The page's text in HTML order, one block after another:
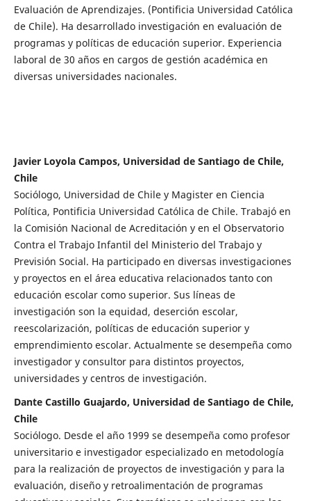
Evaluación de Aprendizajes. (Pontificia Universidad Católica
de Chile). Ha desarrollado investigación en evaluación de
programas y políticas de educación superior. Experiencia
laboral de 30 años en cargos de gestión académica en
diversas universidades nacionales.
Javier Loyola Campos, Universidad de Santiago de Chile,
Chile
Sociólogo, Universidad de Chile y Magister en Ciencia
Política, Pontificia Universidad Católica de Chile. Trabajó en
la Comisión Nacional de Acreditación y en el Observatorio
Contra el Trabajo Infantil del Ministerio del Trabajo y
Previsión Social. Ha participado en diversas investigaciones
y proyectos en el área educativa relacionados tanto con
educación escolar como superior. Sus líneas de
investigación son la equidad, deserción escolar,
reescolarización, políticas de educación superior y
emprendimiento escolar. Actualmente se desempeña como
investigador y consultor para distintos proyectos,
universidades y centros de investigación.
Dante Castillo Guajardo, Universidad de Santiago de Chile,
Chile
Sociólogo. Desde el año 1999 se desempeña como profesor
universitario e investigador especializado en metodología
para la realización de proyectos de investigación y para la
evaluación, diseño y retroalimentación de programas